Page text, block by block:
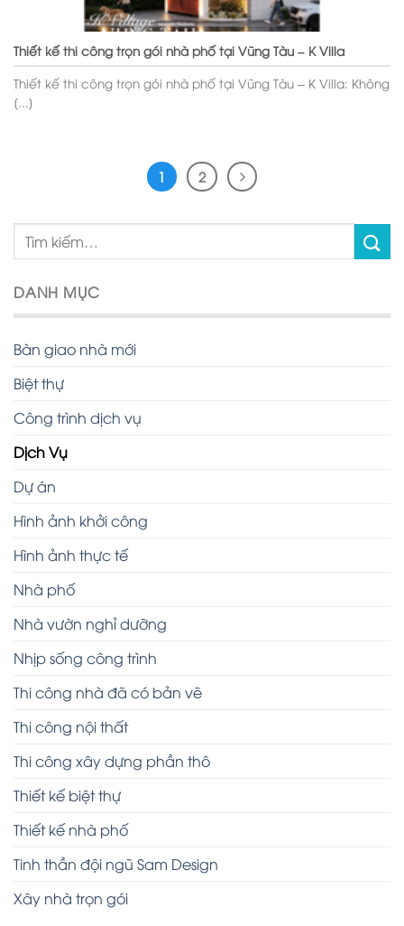
Thiết kế thi công trọn gói nhà phố tại Vũng Tàu – K Villa
Thiết kế thi công trọn gói nhà phố tại Vũng Tàu – K Villa: Không
[...]
1 2
DANH MỤC
Bàn giao nhà mới
Biệt thự
Công trình dịch vụ
Dịch Vụ
Dự án
Hình ảnh khởi công
Hình ảnh thực tế
Nhà phố
Nhà vườn nghỉ dưỡng
Nhịp sống công trình
Thi công nhà đã có bản vẽ
Thi công nội thất
Thi công xây dựng phần thô
Thiết kế biệt thự
Thiết kế nhà phố
Tinh thần đội ngũ Sam Design
Xây nhà trọn gói